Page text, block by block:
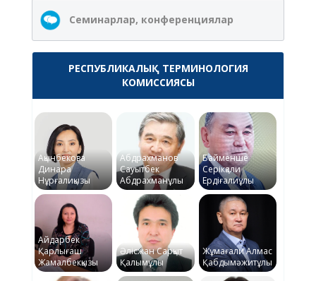
Семинарлар, конференциялар
РЕСПУБЛИКАЛЫҚ ТЕРМИНОЛОГИЯ
КОМИССИЯСЫ
Ақынбекова
Динара
Нұрғалиқызы
Абдрахманов
Сауытбек
Абдрахманұлы
Байменше
Серікқали
Ердіғалиұлы
Айдарбек
Қарлығаш
Жамалбекқызы
Әлісжан Сарқыт
Қалымұлы
Жұмағали Алмас
Қабдымәжитұлы